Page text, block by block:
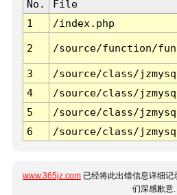
No. File
1
/index.php
2 /source/function/
3 /source/class/
4
/source/class/
5
/source/class/
6
/source/class/
www.365jz.com 已经将此出错信息详细
们深感歉意.